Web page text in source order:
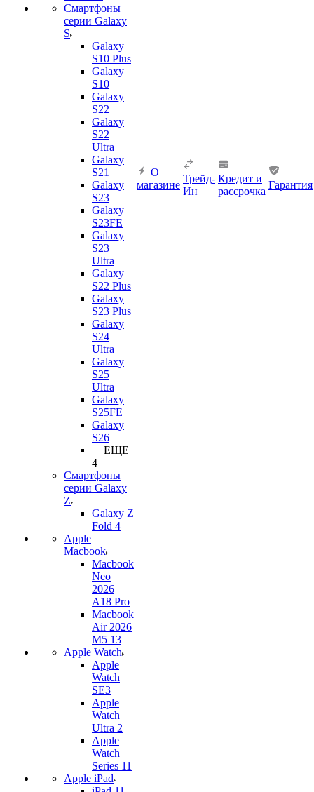
Смартфоны
серии Galaxy
S
Galaxy
S10 Plus
Galaxy
S10
Galaxy
S22
Galaxy
S22
Ultra
Galaxy
S21
Galaxy
S23
Galaxy
S23FE
Galaxy
S23
Ultra
Galaxy
S22 Plus
Galaxy
S23 Plus
Galaxy
S24
Ultra
Galaxy
S25
Ultra
Galaxy
S25FE
Galaxy
S26
+ ЕЩЕ
4
Смартфоны
серии Galaxy
Z
Galaxy Z
Fold 4
Apple
Macbook
Macbook
Neo
2026
A18 Pro
Macbook
Air 2026
M5 13
Apple Watch
Apple
Watch
SE3
Apple
Watch
Ultra 2
Apple
Watch
Series 11
Apple iPad
О
магазине
Трейд-
Ин
Кредит и
рассрочка
Гарантия